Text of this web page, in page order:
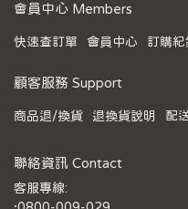
會員中心 Members
快速查訂單 會員中心 訂購紀
顧客服務 Support
商品退/換貨 退換貨說明 配
聯絡資訊 Contact
客服專線: